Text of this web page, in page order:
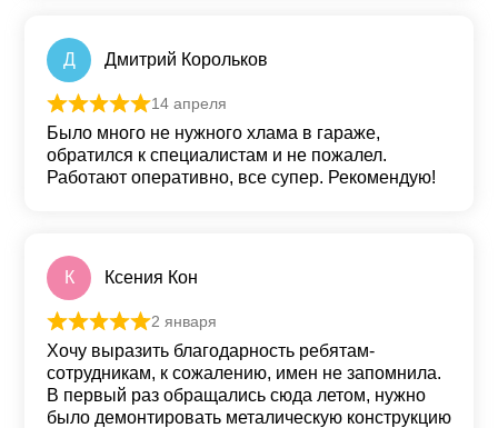
Д Дмитрий Корольков
Оценка из 5
14 апреля
Было много не нужного хлама в гараже,
обратился к специалистам и не пожалел.
Работают оперативно, все супер. Рекомендую!
К Ксения Кон
Оценка из 5
2 января
Хочу выразить благодарность ребятам-
сотрудникам, к сожалению, имен не запомнила.
В первый раз обращались сюда летом, нужно
было демонтировать металическую конструкцию